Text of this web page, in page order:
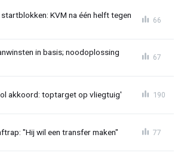
KVM na één helft tegen
66
in basis; noodoplossing
67
akkoord: toptarget op vliegtuig' 190
"Hij wil een transfer maken" 77